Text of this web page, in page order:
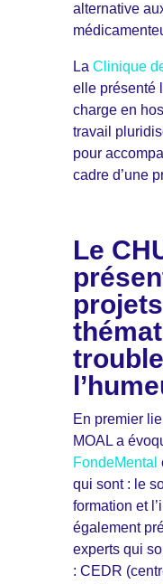
alternative
La Clinique
elle présenté
charge en
travail
pour
cadre d’une
Le
En premier
MOAL a
FondeMental
qui sont : le
formation et
également
experts qui
: CEDR